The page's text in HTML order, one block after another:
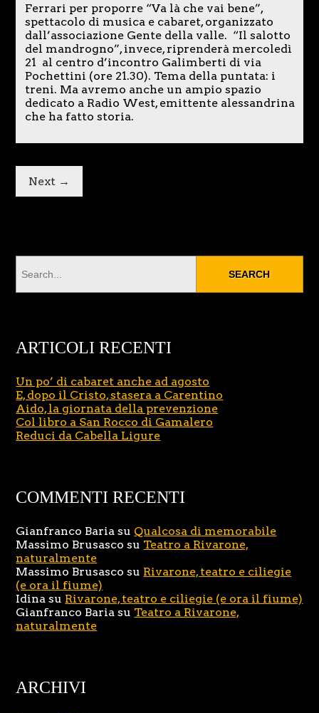
Ferrari per proporre “Va là che vai bene”,
spettacolo di musica e cabaret, organizzato
dall’associazione Gente della valle. “Il salotto
del mandrogno”, invece, riprenderà mercoledì
21 al centro d’incontro Galimberti di via
Pochettini (ore 21.30). Tema della puntata: i
treni. Ma avremo anche un ampio spazio
dedicato a Radio West, emittente alessandrina
che ha fatto storia.
Next →
ARTICOLI RECENTI
Un po’ di cabaret anche ad agosto
E, dopo il Cristo, stasera a Carentino
Aido, la giornata della prevenzione
Col libro a San Rocco di Gamalero
Reduci da Cabella Ligure
COMMENTI RECENTI
Gianfranco Baria su Qualcosa di memorabile
Massimo Brusasco su Teatro a Rivarone,
naturalmente
Massimo Brusasco su Rivarone, teatro e ciliegie
(e ora il fiume)
Idina su Rivarone, teatro e ciliegie (e ora il fiume)
Gianfranco Baria su Teatro a Rivarone,
naturalmente
ARCHIVI